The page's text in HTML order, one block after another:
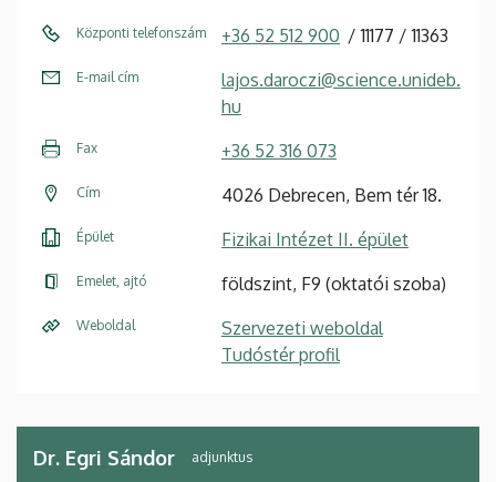
Központi telefonszám +36 52 512 900 11177 11363
E-mail cím
lajos.daroczi@science.unideb.
hu
Fax +36 52 316 073
Cím 4026 Debrecen, Bem tér 18.
Épület Fizikai Intézet II. épület
Emelet, ajtó földszint, F9 (oktatói szoba)
Weboldal
Szervezeti weboldal
Tudóstér profil
Dr. Egri Sándor adjunktus